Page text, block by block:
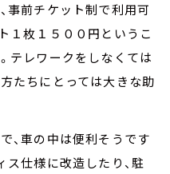
事前チケット制で利用可
１枚１５００円というこ
テレワークをしなくては
たちにとっては大きな助
、車の中は便利そうです
ス仕様に改造したり、駐